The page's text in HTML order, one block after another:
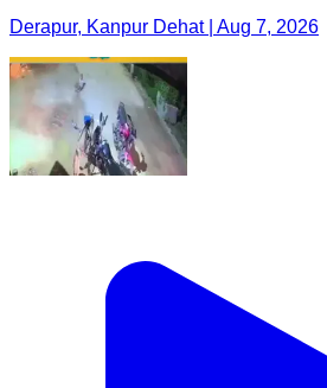
Derapur, Kanpur Dehat | Aug 7, 2026